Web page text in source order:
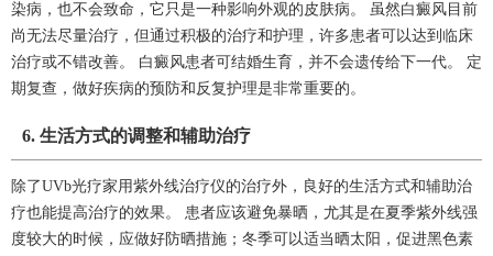
染病，也不会致命，它只是一种影响外观的皮肤病。 虽然白癜风目前
尚无法尽量治疗，但通过积极的治疗和护理，许多患者可以达到临床
治疗或不错改善。 白癜风患者可结婚生育，并不会遗传给下一代。 定
期复查，做好疾病的预防和反复护理是非常重要的。
6. 生活方式的调整和辅助治疗
除了UVb光疗家用紫外线治疗仪的治疗外，良好的生活方式和辅助治
疗也能提高治疗的效果。 患者应该避免暴晒，尤其是在夏季紫外线强
度较大的时候，应做好防晒措施；冬季可以适当晒太阳，促进黑色素